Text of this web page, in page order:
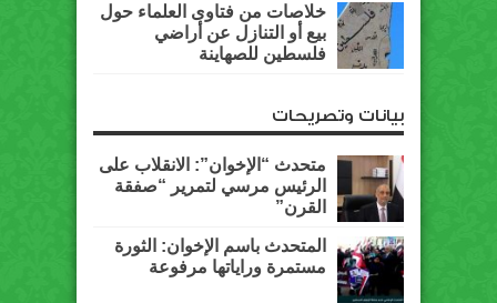
خلاصات من فتاوى العلماء حول
بيع أو التنازل عن أراضي
فلسطين للصهاينة
بيانات وتصريحات
متحدث “الإخوان”: الانقلاب على
الرئيس مرسي لتمرير “صفقة
القرن”
المتحدث باسم الإخوان: الثورة
مستمرة وراياتها مرفوعة